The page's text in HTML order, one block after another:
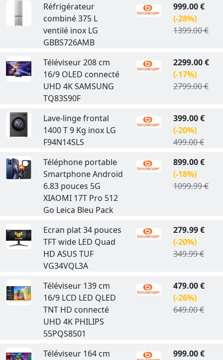
Réfrigérateur
combiné 375 L
ventilé inox LG
GBBS726AMB
999.00 €
(-28%)
1399.00 €
Téléviseur 208 cm
16/9 OLED connecté
UHD 4K SAMSUNG
TQ83S90F
2299.00 €
(-17%)
2799.00 €
Lave-linge frontal
1400 T 9 Kg inox LG
F94N14SLS
399.00 €
(-20%)
499.00 €
Téléphone portable
Smartphone Androïd
6.83 pouces 5G
XIAOMI 17T Pro 512
Go Leica Bleu Pack
899.00 €
(-18%)
1099.99 €
Ecran plat 34 pouces
TFT wide LED Quad
HD ASUS TUF
VG34VQL3A
279.99 €
(-20%)
349.99 €
Téléviseur 139 cm
16/9 LCD LED QLED
TNT HD connecté
UHD 4K PHILIPS
55PQS8501
479.00 €
(-26%)
649.00 €
Téléviseur 164 cm
999.00 €